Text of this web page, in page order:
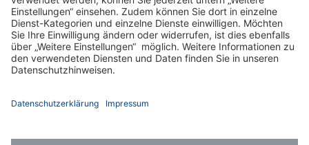
Datenschutz